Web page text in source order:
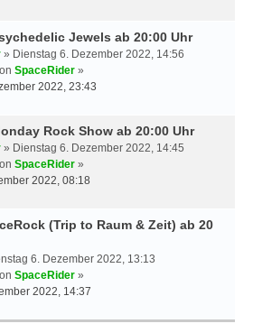
Jewels ab 20:00 Uhr
» Dienstag 6. Dezember 2022, 14:56
SpaceRider »
2022, 23:43
Rock Show ab 20:00 Uhr
» Dienstag 6. Dezember 2022, 14:45
SpaceRider »
2022, 08:18
(Trip to Raum & Zeit) ab 20
6. Dezember 2022, 13:13
SpaceRider »
2022, 14:37